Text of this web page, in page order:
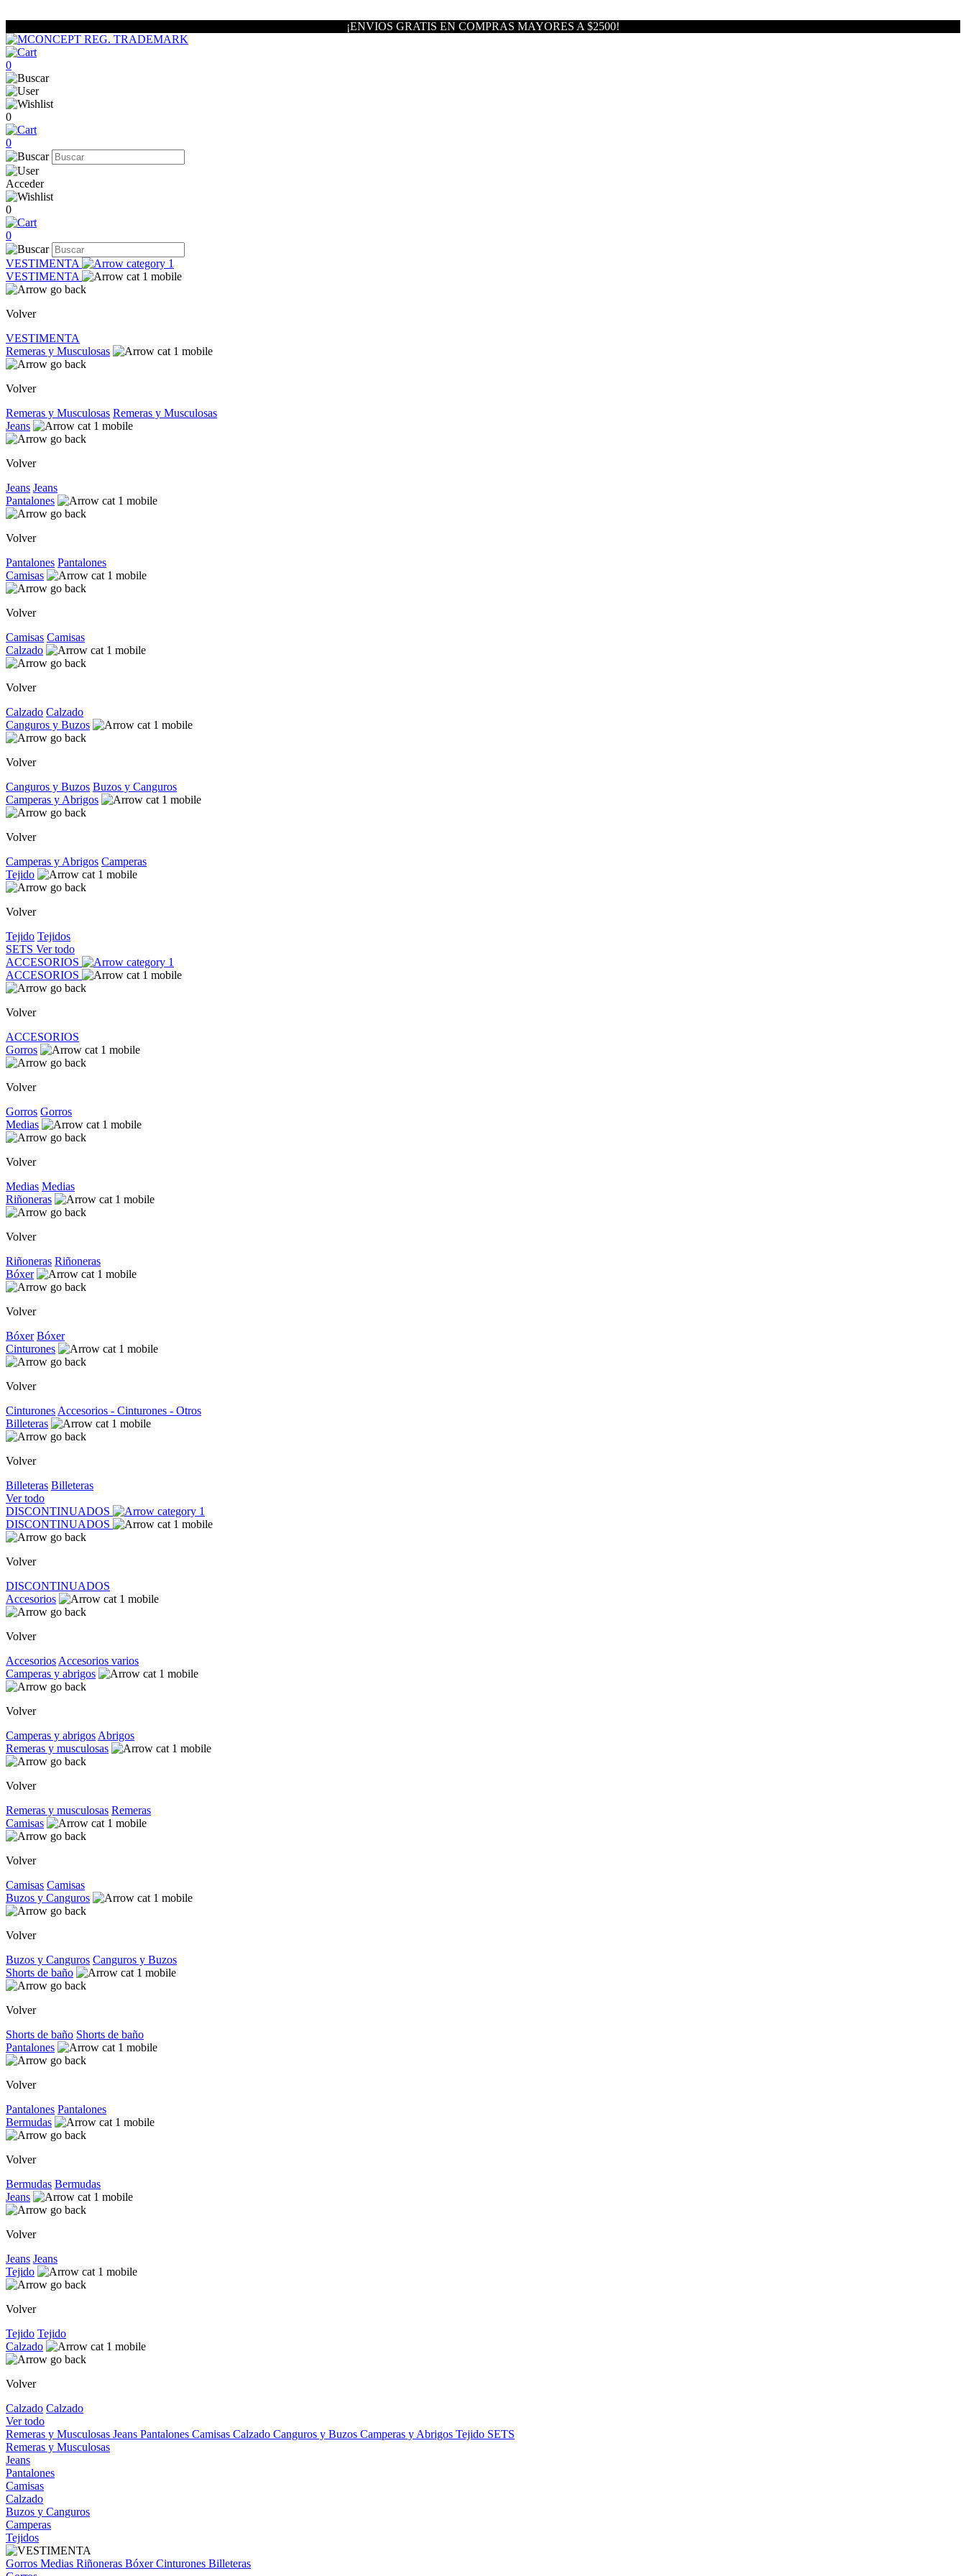
¡ENVIOS GRATIS EN COMPRAS MAYORES A $2500!
0
0
0
Acceder
0
0
VESTIMENTA
VESTIMENTA
Volver
VESTIMENTA
Remeras y Musculosas
Volver
Remeras y Musculosas Remeras y Musculosas
Jeans
Volver
Jeans Jeans
Pantalones
Volver
Pantalones Pantalones
Camisas
Volver
Camisas Camisas
Calzado
Volver
Calzado Calzado
Canguros y Buzos
Volver
Canguros y Buzos Buzos y Canguros
Camperas y Abrigos
Volver
Camperas y Abrigos Camperas
Tejido
Volver
Tejido Tejidos
SETS Ver todo
ACCESORIOS
ACCESORIOS
Volver
ACCESORIOS
Gorros
Volver
Gorros Gorros
Medias
Volver
Medias Medias
Riñoneras
Volver
Riñoneras Riñoneras
Bóxer
Volver
Bóxer Bóxer
Cinturones
Volver
Cinturones Accesorios - Cinturones - Otros
Billeteras
Volver
Billeteras Billeteras
Ver todo
DISCONTINUADOS
DISCONTINUADOS
Volver
DISCONTINUADOS
Accesorios
Volver
Accesorios Accesorios varios
Camperas y abrigos
Volver
Camperas y abrigos Abrigos
Remeras y musculosas
Volver
Remeras y musculosas Remeras
Camisas
Volver
Camisas Camisas
Buzos y Canguros
Volver
Buzos y Canguros Canguros y Buzos
Shorts de baño
Volver
Shorts de baño Shorts de baño
Pantalones
Volver
Pantalones Pantalones
Bermudas
Volver
Bermudas Bermudas
Jeans
Volver
Jeans Jeans
Tejido
Volver
Tejido Tejido
Calzado
Volver
Calzado Calzado
Ver todo
Remeras y Musculosas Jeans Pantalones Camisas Calzado Canguros y Buzos Camperas y Abrigos Tejido SETS
Remeras y Musculosas
Jeans
Pantalones
Camisas
Calzado
Buzos y Canguros
Camperas
Tejidos
Gorros Medias Riñoneras BóxerCinturones Billeteras